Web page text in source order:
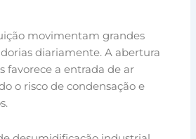
movimentam grandes
diariamente. A abertura
favorece a entrada de ar
o risco de condensação e